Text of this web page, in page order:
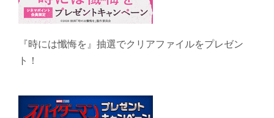
『時には懺悔を』抽選でクリアファイルをプレゼン
ト！